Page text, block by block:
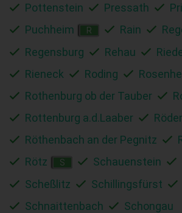
Pottenstein
Pressath
Puchheim
R Rain
Regensburg
Rehau
Rieneck
Roding
Rothenburg ob der Tauber
Rottenburg a.d.Laaber
Röthenbach an der Pegnitz
Rötz
S Schauenstein
Scheßlitz
Schillingsfürst
Schnaittenbach
Schongau